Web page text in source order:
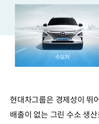
현대차그룹은 경제성이 뛰
배출이 없는 그린 수소 생